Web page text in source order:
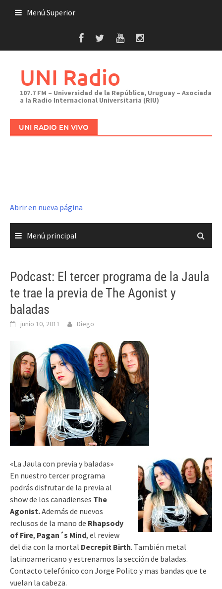
Menú Superior
UNI Radio
107.7 FM – Universidad de la República, Uruguay – Asociada
a la Radio Internacional Universitaria (RIU)
UNI RADIO EN VIVO
Abrir en nueva página
Menú principal
Podcast: El tercer programa de la Jaula
te trae la previa de The Agonist y
baladas
junio 10, 2011 Diego
«La Jaula con previa y baladas»
En nuestro tercer programa
podrás disfrutar de la previa al
show de los canadienses The
Agonist.Además de nuevos
reclusos de la mano de Rhapsody
of Fire, Pagan´s Mind, el review
del dia con la mortal Decrepit Birth. También metal
latinoamericano y estrenamos la sección de baladas.
Contacto telefónico con Jorge Polito y mas bandas que te
vuelan la cabeza.